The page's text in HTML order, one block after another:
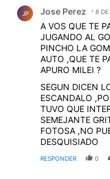
JP Jose Perez 8
A VOS QUE TE
JUGANDO AL
PINCHO LA
AUTO ,QUE TE
APURO MILEI ?
SEGUN DICEN
ESCANDALO
TUVO QUE
SEMEJANTE
FOTOSA ,NO
DESQUISIADO
RESPONDER 0